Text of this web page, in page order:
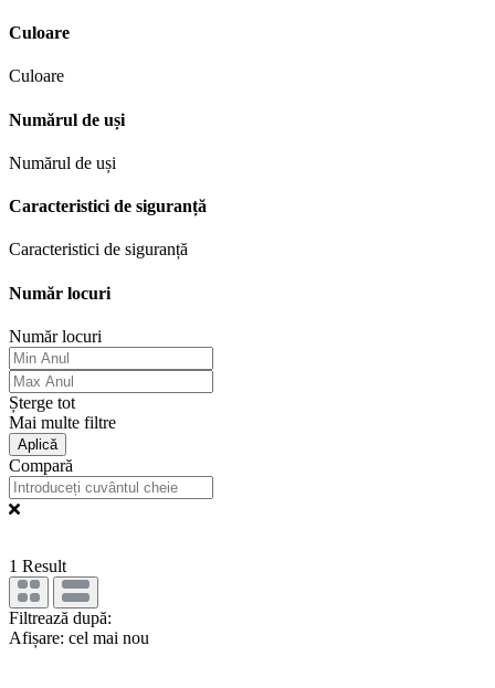
Culoare
Culoare
Numărul de uși
Numărul de uși
Caracteristici de siguranță
Caracteristici de siguranță
Număr locuri
Număr locuri
Șterge tot
Mai multe filtre
Aplică
Compară
1 Result
Filtrează după:
Afișare: cel mai nou